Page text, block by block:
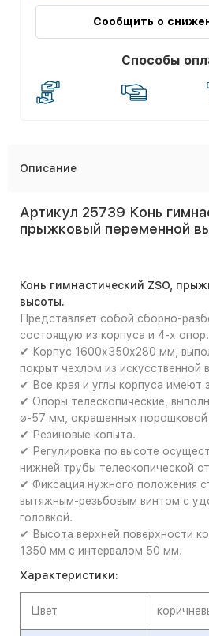
Сообщить о
Способы
Описание
Артикул 25739 Конь
прыжковый переменной
Конь гимнастический ZSO,
высоты.
Представляет собой сборно-
состоящую из корпуса и 4-х опор.
✔ Корпус 1600х350х280 мм,
покрыт чехлом из искусственной
✔ Все края и углы корпуса имеют
✔ Опоры телескопические,
ø-57 мм, окрашенных
✔ Резиновые копыта.
✔ Регулировка по высоте
нижней трубы телескопической
✔ Фиксация нужного положения
вытяжным-резьбовым винтом с
головкой.
✔ Высота верхней поверхности
1350 мм с интервалом 50 мм.
Характеристики:
Цвет